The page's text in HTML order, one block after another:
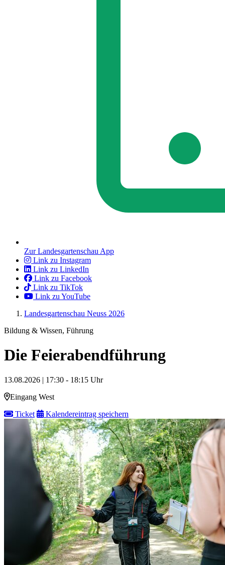
Zur Landesgartenschau App
Link zu Instagram
Link zu LinkedIn
Link zu Facebook
Link zu TikTok
Link zu YouTube
Landesgartenschau Neuss 2026
Bildung & Wissen, Führung
Die Feierabendführung
13.08.2026 | 17:30 - 18:15 Uhr
Eingang West
Ticket
Kalendereintrag speichern